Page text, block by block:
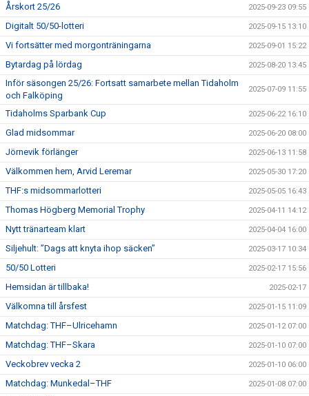
Årskort 25/26 2025-09-23 09:55
Digitalt 50/50-lotteri 2025-09-15 13:10
Vi fortsätter med morgonträningarna 2025-09-01 15:22
Bytardag på lördag 2025-08-20 13:45
Inför säsongen 25/26: Fortsatt samarbete mellan Tidaholm
och Falköping
2025-07-09 11:55
Tidaholms Sparbank Cup 2025-06-22 16:10
Glad midsommar 2025-06-20 08:00
Jörnevik förlänger 2025-06-13 11:58
Välkommen hem, Arvid Leremar 2025-05-30 17:20
THF:s midsommarlotteri 2025-05-05 16:43
Thomas Högberg Memorial Trophy 2025-04-11 14:12
Nytt tränarteam klart 2025-04-04 16:00
Siljehult: ”Dags att knyta ihop säcken” 2025-03-17 10:34
50/50 Lotteri 2025-02-17 15:56
Hemsidan är tillbaka! 2025-02-17
Välkomna till årsfest 2025-01-15 11:09
Matchdag: THF–Ulricehamn 2025-01-12 07:00
Matchdag: THF–Skara 2025-01-10 07:00
Veckobrev vecka 2 2025-01-10 06:00
Matchdag: Munkedal–THF 2025-01-08 07:00